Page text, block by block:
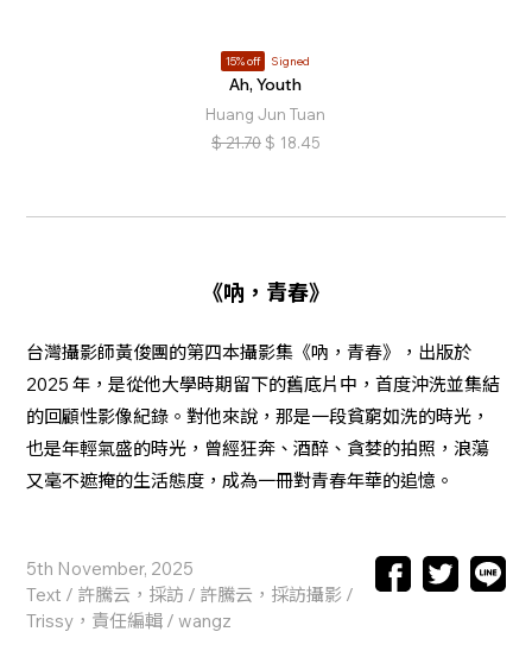
15% off Signed
Ah, Youth
Huang Jun Tuan
$ 21.70 $ 18.45
《吶，青春》
台灣攝影師黃俊團的第四本攝影集《吶，青春》，出版於
2025 年，是從他大學時期留下的舊底片中，首度沖洗並集結
的回顧性影像紀錄。對他來說，那是一段貧窮如洗的時光，
也是年輕氣盛的時光，曾經狂奔、酒醉、貪婪的拍照，浪蕩
又毫不遮掩的生活態度，成為一冊對青春年華的追憶。
5th November, 2025
Text / 許騰云，採訪 / 許騰云，採訪攝影 /
Trissy，責任編輯 / wangz